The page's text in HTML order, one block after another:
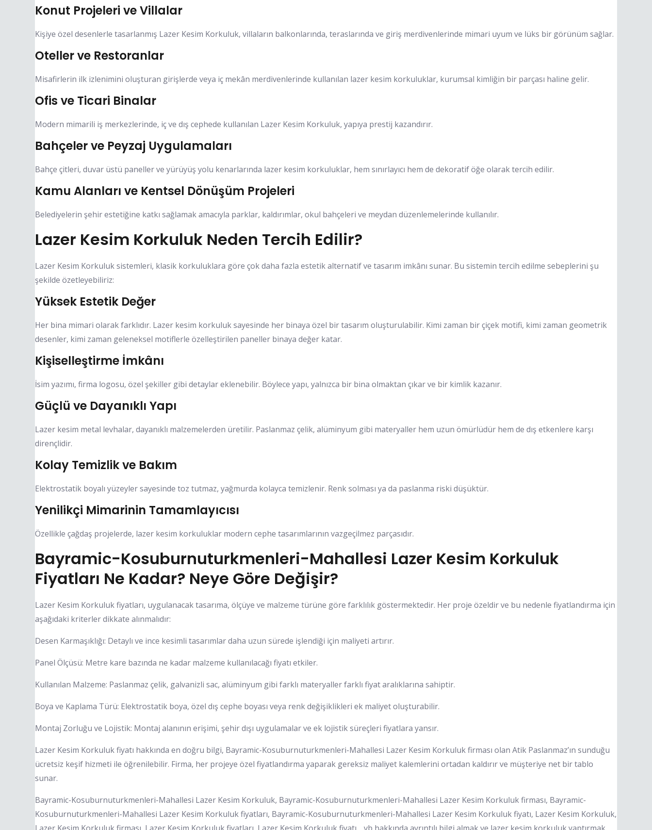
Konut Projeleri ve Villalar
Kişiye özel desenlerle tasarlanmış Lazer Kesim Korkuluk, villaların balkonlarında, teraslarında ve giriş merdivenlerinde mimari uyum ve lüks bir görünüm sağlar.
Oteller ve Restoranlar
Misafirlerin ilk izlenimini oluşturan girişlerde veya iç mekân merdivenlerinde kullanılan lazer kesim korkuluklar, kurumsal kimliğin bir parçası haline gelir.
Ofis ve Ticari Binalar
Modern mimarili iş merkezlerinde, iç ve dış cephede kullanılan Lazer Kesim Korkuluk, yapıya prestij kazandırır.
Bahçeler ve Peyzaj Uygulamaları
Bahçe çitleri, duvar üstü paneller ve yürüyüş yolu kenarlarında lazer kesim korkuluklar, hem sınırlayıcı hem de dekoratif öğe olarak tercih edilir.
Kamu Alanları ve Kentsel Dönüşüm Projeleri
Belediyelerin şehir estetiğine katkı sağlamak amacıyla parklar, kaldırımlar, okul bahçeleri ve meydan düzenlemelerinde kullanılır.
Lazer Kesim Korkuluk Neden Tercih Edilir?
Lazer Kesim Korkuluk sistemleri, klasik korkuluklara göre çok daha fazla estetik alternatif ve tasarım imkânı sunar. Bu sistemin tercih edilme sebeplerini şu
şekilde özetleyebiliriz:
Yüksek Estetik Değer
Her bina mimari olarak farklıdır. Lazer kesim korkuluk sayesinde her binaya özel bir tasarım oluşturulabilir. Kimi zaman bir çiçek motifi, kimi zaman geometrik
desenler, kimi zaman geleneksel motiflerle özelleştirilen paneller binaya değer katar.
Kişiselleştirme İmkânı
İsim yazımı, firma logosu, özel şekiller gibi detaylar eklenebilir. Böylece yapı, yalnızca bir bina olmaktan çıkar ve bir kimlik kazanır.
Güçlü ve Dayanıklı Yapı
Lazer kesim metal levhalar, dayanıklı malzemelerden üretilir. Paslanmaz çelik, alüminyum gibi materyaller hem uzun ömürlüdür hem de dış etkenlere karşı
dirençlidir.
Kolay Temizlik ve Bakım
Elektrostatik boyalı yüzeyler sayesinde toz tutmaz, yağmurda kolayca temizlenir. Renk solması ya da paslanma riski düşüktür.
Yenilikçi Mimarinin Tamamlayıcısı
Özellikle çağdaş projelerde, lazer kesim korkuluklar modern cephe tasarımlarının vazgeçilmez parçasıdır.
Bayramic-Kosuburnuturkmenleri-Mahallesi Lazer Kesim Korkuluk
Fiyatları Ne Kadar? Neye Göre Değişir?
Lazer Kesim Korkuluk fiyatları, uygulanacak tasarıma, ölçüye ve malzeme türüne göre farklılık göstermektedir. Her proje özeldir ve bu nedenle fiyatlandırma için
aşağıdaki kriterler dikkate alınmalıdır:
Desen Karmaşıklığı: Detaylı ve ince kesimli tasarımlar daha uzun sürede işlendiği için maliyeti artırır.
Panel Ölçüsü: Metre kare bazında ne kadar malzeme kullanılacağı fiyatı etkiler.
Kullanılan Malzeme: Paslanmaz çelik, galvanizli sac, alüminyum gibi farklı materyaller farklı fiyat aralıklarına sahiptir.
Boya ve Kaplama Türü: Elektrostatik boya, özel dış cephe boyası veya renk değişiklikleri ek maliyet oluşturabilir.
Montaj Zorluğu ve Lojistik: Montaj alanının erişimi, şehir dışı uygulamalar ve ek lojistik süreçleri fiyatlara yansır.
Lazer Kesim Korkuluk fiyatı hakkında en doğru bilgi, Bayramic-Kosuburnuturkmenleri-Mahallesi Lazer Kesim Korkuluk firması olan Atik Paslanmaz’ın sunduğu
ücretsiz keşif hizmeti ile öğrenilebilir. Firma, her projeye özel fiyatlandırma yaparak gereksiz maliyet kalemlerini ortadan kaldırır ve müşteriye net bir tablo
sunar.
Bayramic-Kosuburnuturkmenleri-Mahallesi Lazer Kesim Korkuluk, Bayramic-Kosuburnuturkmenleri-Mahallesi Lazer Kesim Korkuluk firması, Bayramic-
Kosuburnuturkmenleri-Mahallesi Lazer Kesim Korkuluk fiyatları, Bayramic-Kosuburnuturkmenleri-Mahallesi Lazer Kesim Korkuluk fiyatı, Lazer Kesim Korkuluk,